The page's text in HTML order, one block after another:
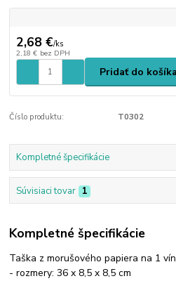
2,68 €/ks
2,18 € bez DPH
Pridať do košíka
Číslo produktu: T0302
Kompletné špecifikácie
Súvisiaci tovar 1
Kompletné špecifikácie
Taška z morušového papiera na 1
- rozmery: 36 x 8,5 x 8,5 cm